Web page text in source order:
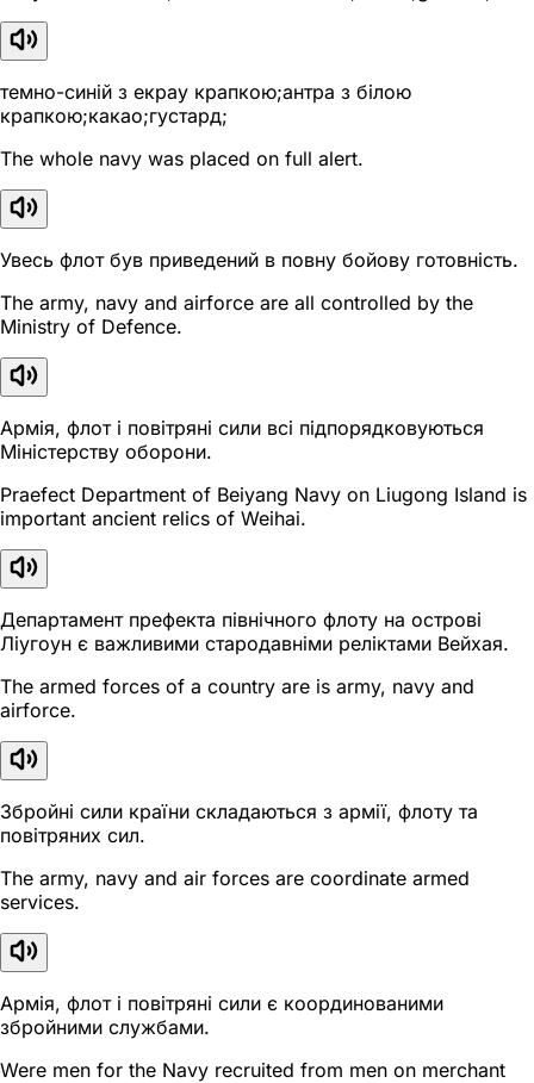
темно-синій з екрау крапкою;антра з білою
крапкою;какао;густард;
The whole navy was placed on full alert.
Увесь флот був приведений в повну бойову готовність.
The army, navy and airforce are all controlled by the
Ministry of Defence.
Армія, флот і повітряні сили всі підпорядковуються
Міністерству оборони.
Praefect Department of Beiyang Navy on Liugong Island is
important ancient relics of Weihai.
Департамент префекта північного флоту на острові
Ліугоун є важливими стародавніми реліктами Вейхая.
The armed forces of a country are is army, navy and
airforce.
Збройні сили країни складаються з армії, флоту та
повітряних сил.
The army, navy and air forces are coordinate armed
services.
Армія, флот і повітряні сили є координованими
збройними службами.
Were men for the Navy recruited from men on merchant